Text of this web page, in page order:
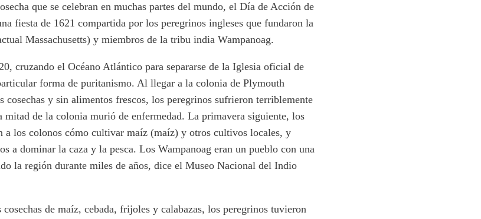
que se celebran en muchas partes del mundo, el Día de Acción de
fiesta de 1621 compartida por los peregrinos ingleses que fundaron la
Massachusetts) y miembros de la tribu india Wampanoag.
cruzando el Océano Atlántico para separarse de la Iglesia oficial de
forma de puritanismo. Al llegar a la colonia de Plymouth
cosechas y sin alimentos frescos, los peregrinos sufrieron terriblemente
de la colonia murió de enfermedad. La primavera siguiente, los
a los colonos cómo cultivar maíz (maíz) y otros cultivos locales, y
a dominar la caza y la pesca. Los Wampanoag eran un pueblo con una
la región durante miles de años, dice el Museo Nacional del Indio
cosechas de maíz, cebada, frijoles y calabazas, los peregrinos tuvieron